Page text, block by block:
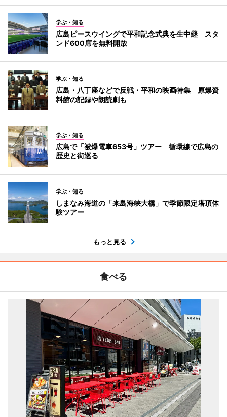
学ぶ・知る
広島ピースウイングで平和記念式典を生中継 スタ
ンド600席を無料開放
学ぶ・知る
広島・八丁座などで反戦・平和の映画特集 原爆資
料館の記録や朗読劇も
学ぶ・知る
広島で「被爆電車653号」ツアー 循環線で広島の
歴史と街巡る
学ぶ・知る
しまなみ海道の「来島海峡大橋」で季節限定塔頂体
験ツアー
もっと見る
食べる